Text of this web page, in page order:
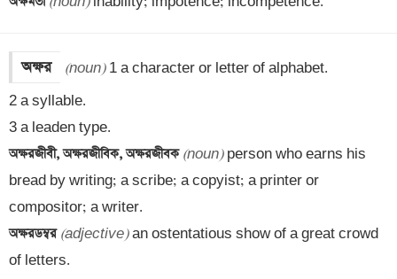
অক্ষর (noun) 1 a character or letter of alphabet.
2 a syllable.
অক্ষরজীবী, অক্ষরজীবিক, অক্ষরজীবক (noun) person who earns his
bread by writing; a scribe; a copyist; a printer or
অক্ষরডম্বর (adjective) an ostentatious show of a great crowd